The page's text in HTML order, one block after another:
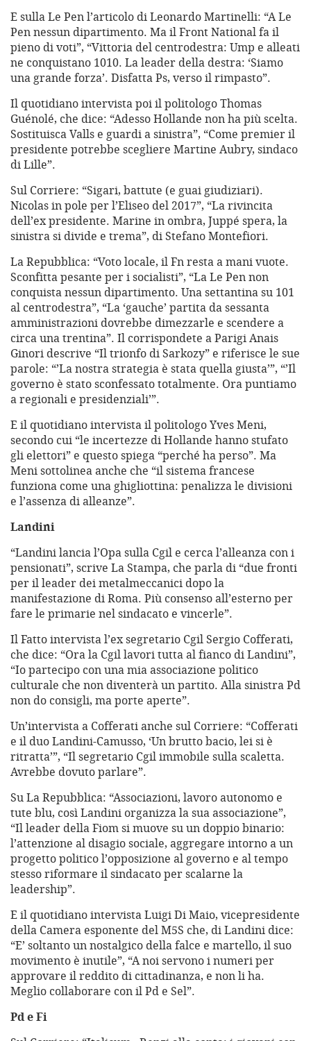
E sulla Le Pen l’articolo di Leonardo Martinelli: “A Le
Pen nessun dipartimento. Ma il Front National fa il
pieno di voti”, “Vittoria del centrodestra: Ump e alleati
ne conquistano 1010. La leader della destra: ‘Siamo
una grande forza’. Disfatta Ps, verso il rimpasto”.
Il quotidiano intervista poi il politologo Thomas
Guénolé, che dice: “Adesso Hollande non ha più scelta.
Sostituisca Valls e guardi a sinistra”, “Come premier il
presidente potrebbe scegliere Martine Aubry, sindaco
di Lille”.
Sul Corriere: “Sigari, battute (e guai giudiziari).
Nicolas in pole per l’Eliseo del 2017”, “La rivincita
dell’ex presidente. Marine in ombra, Juppé spera, la
sinistra si divide e trema”, di Stefano Montefiori.
La Repubblica: “Voto locale, il Fn resta a mani vuote.
Sconfitta pesante per i socialisti”, “La Le Pen non
conquista nessun dipartimento. Una settantina su 101
al centrodestra”, “La ‘gauche’ partita da sessanta
amministrazioni dovrebbe dimezzarle e scendere a
circa una trentina”. Il corrispondete a Parigi Anais
Ginori descrive “Il trionfo di Sarkozy” e riferisce le sue
parole: “’La nostra strategia è stata quella giusta’”, “’Il
governo è stato sconfessato totalmente. Ora puntiamo
a regionali e presidenziali’”.
E il quotidiano intervista il politologo Yves Meni,
secondo cui “le incertezze di Hollande hanno stufato
gli elettori” e questo spiega “perché ha perso”. Ma
Meni sottolinea anche che “il sistema francese
funziona come una ghigliottina: penalizza le divisioni
e l’assenza di alleanze”.
Landini
“Landini lancia l’Opa sulla Cgil e cerca l’alleanza con i
pensionati”, scrive La Stampa, che parla di “due fronti
per il leader dei metalmeccanici dopo la
manifestazione di Roma. Più consenso all’esterno per
fare le primarie nel sindacato e vincerle”.
Il Fatto intervista l’ex segretario Cgil Sergio Cofferati,
che dice: “Ora la Cgil lavori tutta al fianco di Landini”,
“Io partecipo con una mia associazione politico
culturale che non diventerà un partito. Alla sinistra Pd
non do consigli, ma porte aperte”.
Un’intervista a Cofferati anche sul Corriere: “Cofferati
e il duo Landini-Camusso, ‘Un brutto bacio, lei si è
ritratta’”, “Il segretario Cgil immobile sulla scaletta.
Avrebbe dovuto parlare”.
Su La Repubblica: “Associazioni, lavoro autonomo e
tute blu, così Landini organizza la sua associazione”,
“Il leader della Fiom si muove su un doppio binario:
l’attenzione al disagio sociale, aggregare intorno a un
progetto politico l’opposizione al governo e al tempo
stesso riformare il sindacato per scalarne la
leadership”.
E il quotidiano intervista Luigi Di Maio, vicepresidente
della Camera esponente del M5S che, di Landini dice:
“E’ soltanto un nostalgico della falce e martello, il suo
movimento è inutile”, “A noi servono i numeri per
approvare il reddito di cittadinanza, e non li ha.
Meglio collaborare con il Pd e Sel”.
Pd e Fi